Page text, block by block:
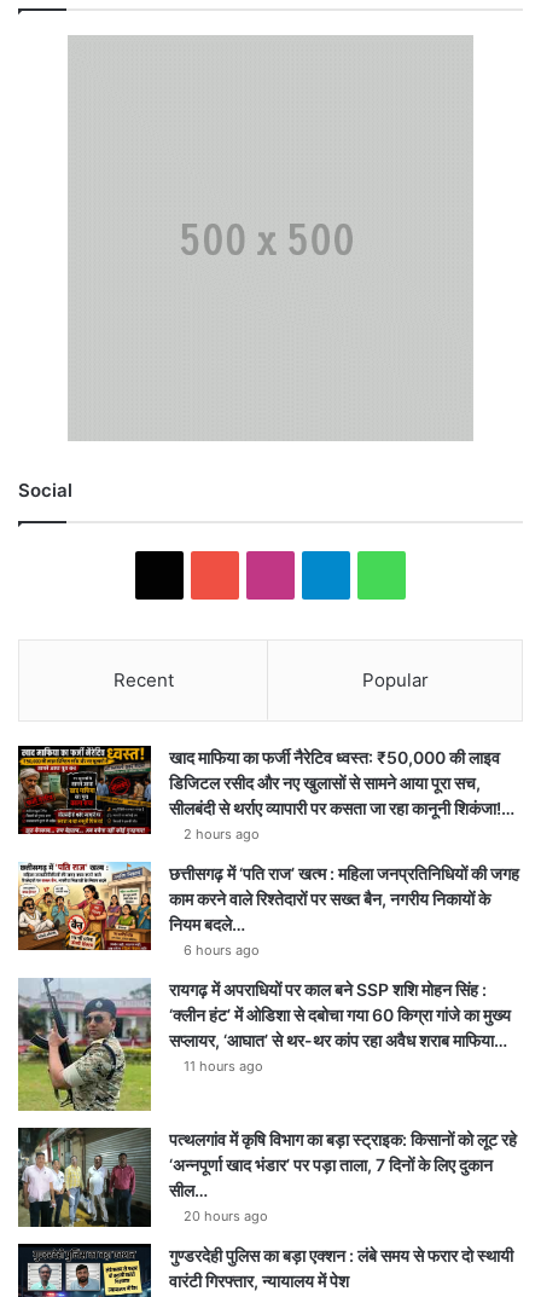
Social
Recent Popular
खाद माफिया का फर्जी नैरेटिव ध्वस्त: ₹50,000 की लाइव
डिजिटल रसीद और नए खुलासों से सामने आया पूरा सच,
सीलबंदी से थर्राए व्यापारी पर कसता जा रहा कानूनी शिकंजा!…
2 hours ago
छत्तीसगढ़ में ‘पति राज’ खत्म : महिला जनप्रतिनिधियों की जगह
काम करने वाले रिश्तेदारों पर सख्त बैन, नगरीय निकायों के
नियम बदले…
6 hours ago
रायगढ़ में अपराधियों पर काल बने SSP शशि मोहन सिंह :
‘क्लीन हंट’ में ओडिशा से दबोचा गया 60 किग्रा गांजे का मुख्य
सप्लायर, ‘आघात’ से थर-थर कांप रहा अवैध शराब माफिया…
11 hours ago
पत्थलगांव में कृषि विभाग का बड़ा स्ट्राइक: किसानों को लूट रहे
‘अन्नपूर्णा खाद भंडार’ पर पड़ा ताला, 7 दिनों के लिए दुकान
सील…
20 hours ago
गुण्डरदेही पुलिस का बड़ा एक्शन : लंबे समय से फरार दो स्थायी
वारंटी गिरफ्तार, न्यायालय में पेश